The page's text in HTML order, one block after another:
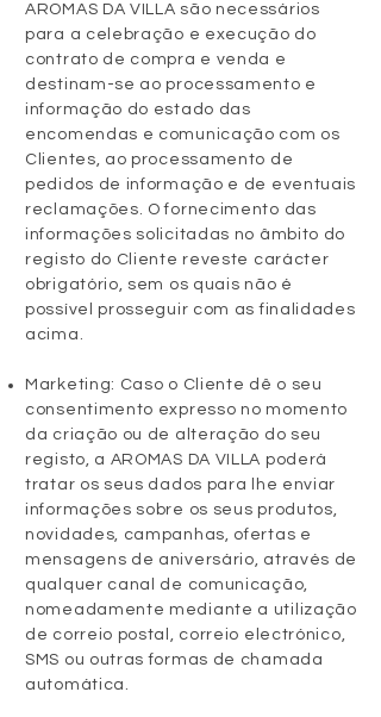
AROMAS DA VILLA são necessários
para a celebração e execução do
contrato de compra e venda e
destinam-se ao processamento e
informação do estado das
encomendas e comunicação com os
Clientes, ao processamento de
pedidos de informação e de eventuais
reclamações. O fornecimento das
informações solicitadas no âmbito do
registo do Cliente reveste carácter
obrigatório, sem os quais não é
possível prosseguir com as finalidades
acima.
Marketing: Caso o Cliente dê o seu
consentimento expresso no momento
da criação ou de alteração do seu
registo, a AROMAS DA VILLA poderá
tratar os seus dados para lhe enviar
informações sobre os seus produtos,
novidades, campanhas, ofertas e
mensagens de aniversário, através de
qualquer canal de comunicação,
nomeadamente mediante a utilização
de correio postal, correio electrónico,
SMS ou outras formas de chamada
automática.